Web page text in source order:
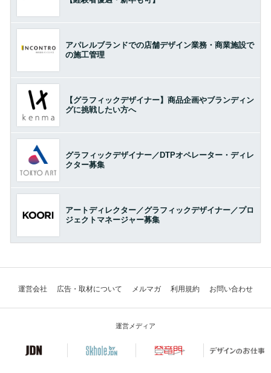
アパレルブランドでの店舗デザイン業務・商業施設で
の施工管理
【グラフィックデザイナー】商品企画やブランディン
グに挑戦したい方へ
グラフィックデザイナー／DTPオペレーター・ディレ
クター募集
アートディレクター／グラフィックデザイナー／プロ
ジェクトマネージャー募集
運営会社 広告・取材について メルマガ 利用規約 お問い合わせ
運営メディア